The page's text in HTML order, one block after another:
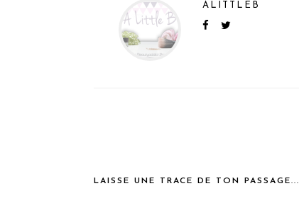
ALITTLEB
LAISSE UNE TRACE DE TON PASSAGE...